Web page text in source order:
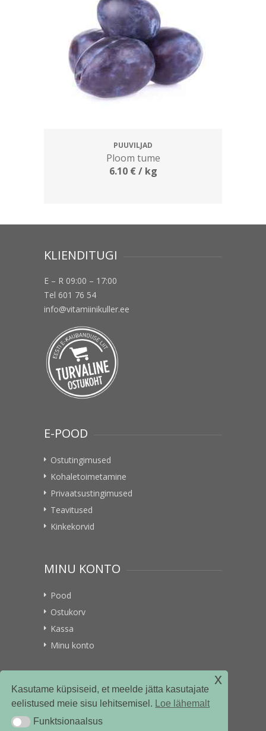
Kasutame küpsiseid, et meelde jätta kasutajate
eelistused meie sisu lehitsemisel. Loe lähemalt
Funktsionaalsus
Funktsionaalsus
x
PUUVILJAD
Ploom tume
6.10 €/ kg
KLIENDITUGI
E – R 09:00 – 17:00
Tel 601 76 54
info@vitamiinikuller.ee
E-POOD
Ostutingimused
Kohaletoimetamine
Privaatsustingimused
Teavitused
Kinkekorvid
MINU KONTO
Pood
Ostukorv
Kassa
Minu konto
VITAMIINIKULLER.EE